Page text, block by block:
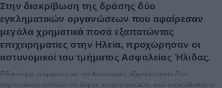
Στην διακρίβωση της δράσης δύο
εγκληματικών οργανώσεων που αφαίρεσαν
μεγάλα χρηματικά ποσά εξαπατώντας
επιχειρηματίες στην Ηλεία, προχώρησαν οι
αστυνομικοί του τμήματος Ασφαλείας Ήλιδας.
Ειδικότερα, σύμφωνα με την Αστυνομία, εξιχνιάστηκαν δυο
περιπτώσεις απατών σε βάρος επιχειρηματιών, ενώ συνεχίζονται οι